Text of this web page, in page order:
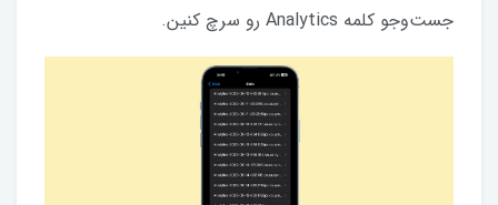
جست‌وجو کلمه Analytics رو سرچ کنین.